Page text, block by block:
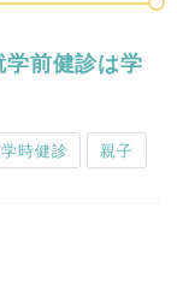
学前健診は学
時健診 親子